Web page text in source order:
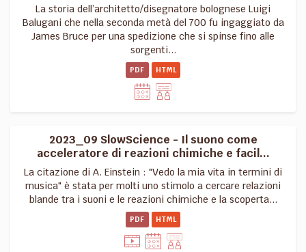
La storia dell’architetto/disegnatore bolognese Luigi
Balugani che nella seconda metà del 700 fu ingaggiato da
James Bruce per una spedizione che si spinse fino alle
sorgenti...
PDF HTML
2023_09 SlowScience - Il suono come
acceleratore di reazioni chimiche e facil...
La citazione di A. Einstein : "Vedo la mia vita in termini di
musica" è stata per molti uno stimolo a cercare relazioni
blande tra i suoni e le reazioni chimiche e la scoperta...
PDF HTML